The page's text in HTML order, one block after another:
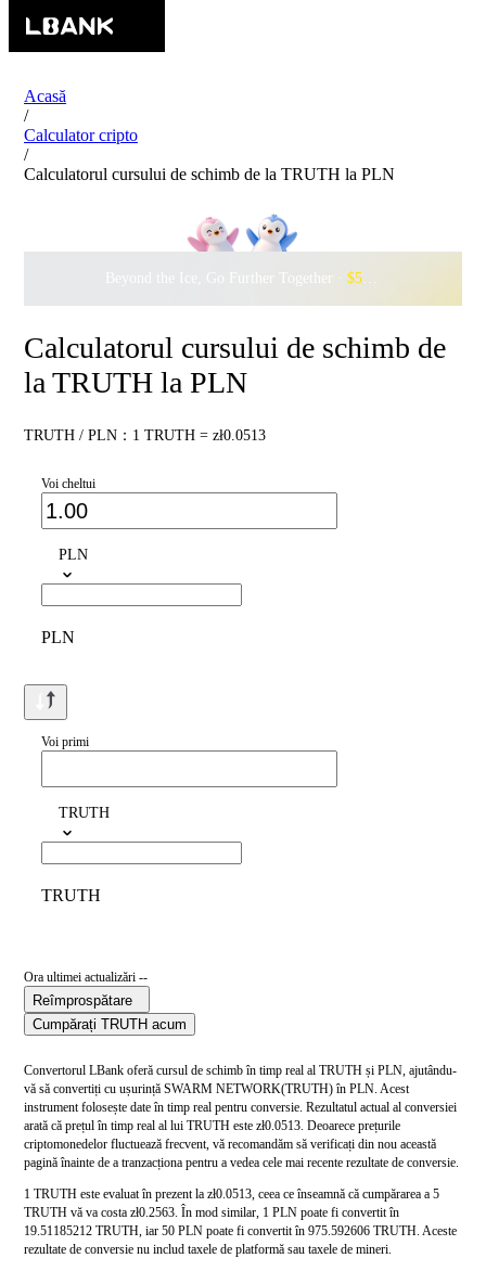
Acasă
/
Calculator cripto
/
Calculatorul cursului de schimb de la TRUTH la PLN
Beyond the Ice, Go Further Together · $500,000
Calculatorul cursului de schimb de
la TRUTH la PLN
TRUTH / PLN：1 TRUTH = zł0.0513
Voi cheltui
PLN
PLN
Voi primi
TRUTH
TRUTH
Ora ultimei actualizări --
Reîmprospătare
Cumpărați TRUTH acum
Convertorul LBank oferă cursul de schimb în timp real al TRUTH și PLN, ajutându-
vă să convertiți cu ușurință SWARM NETWORK(TRUTH) în PLN. Acest
instrument folosește date în timp real pentru conversie. Rezultatul actual al conversiei
arată că prețul în timp real al lui TRUTH este zł0.0513. Deoarece prețurile
criptomonedelor fluctuează frecvent, vă recomandăm să verificați din nou această
pagină înainte de a tranzacționa pentru a vedea cele mai recente rezultate de conversie.
1 TRUTH este evaluat în prezent la zł0.0513, ceea ce înseamnă că cumpărarea a 5
TRUTH vă va costa zł0.2563. În mod similar, 1 PLN poate fi convertit în
19.51185212 TRUTH, iar 50 PLN poate fi convertit în 975.592606 TRUTH. Aceste
rezultate de conversie nu includ taxele de platformă sau taxele de mineri.